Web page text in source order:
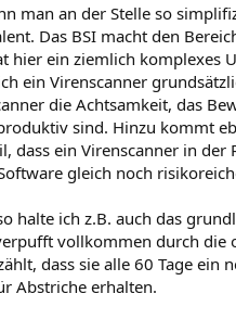
man an der Stelle so
Das BSI macht den
hier ein ziemlich komplexes
ein Virenscanner
die Achtsamkeit, das
sind. Hinzu kommt
dass ein Virenscanner in
gleich noch
halte ich z.B. auch das
vollkommen durch die
dass sie alle 60 Tage ein
Abstriche erhalten.